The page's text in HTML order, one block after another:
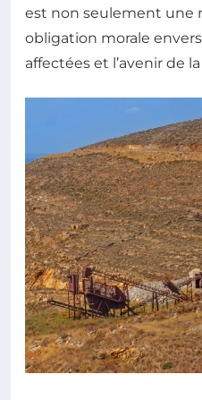
est non seulement une
obligation morale
affectées et l’avenir de